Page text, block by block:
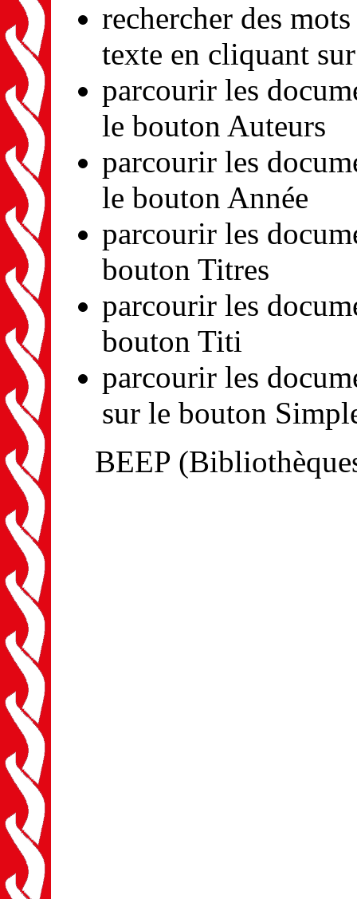
rechercher des
texte en cliquant
parcourir les
le bouton Auteurs
parcourir les
le bouton Année
parcourir les
bouton Titres
parcourir les
bouton Titi
parcourir les
sur le bouton
BEEP